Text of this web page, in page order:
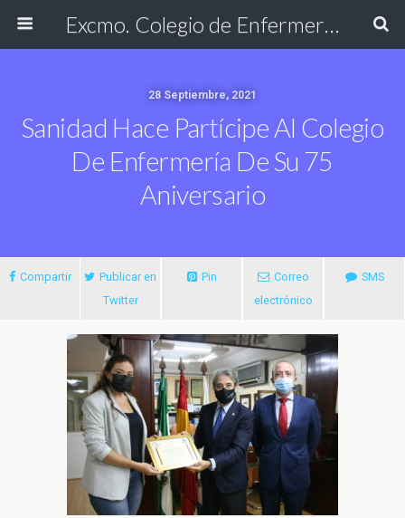
Excmo. Colegio de Enfermería de Cádiz
28 Septiembre, 2021
Sanidad Hace Partícipe Al Colegio
De Enfermería De Su 75
Aniversario
Compartir
Publicar en
Twitter
Pin
Correo
electrónico
SMS